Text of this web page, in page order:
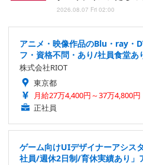
2026.08.07 Fri 02:00
アニメ・映像作品のBlu・ray・
フ・資格不問・あり/社員食堂
株式会社RIOT
東京都
月給27万4,400円～37万4,800円
正社員
ゲーム向けUIデザイナーアシス
社員/週休2日制/育休実績あり」